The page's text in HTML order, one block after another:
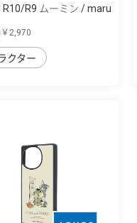
R10/R9 ムーミン / maru
2,970
クター